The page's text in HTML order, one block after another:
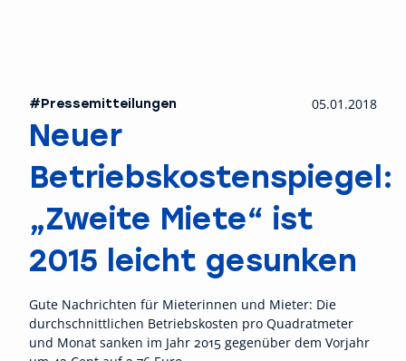
#Pressemitteilungen 05.01.2018
Neuer
Betriebskostenspiegel:
„Zweite Miete“ ist
2015 leicht gesunken
Gute Nachrichten für Mieterinnen und Mieter: Die
durchschnittlichen Betriebskosten pro Quadratmeter
und Monat sanken im Jahr 2015 gegenüber dem Vorjahr